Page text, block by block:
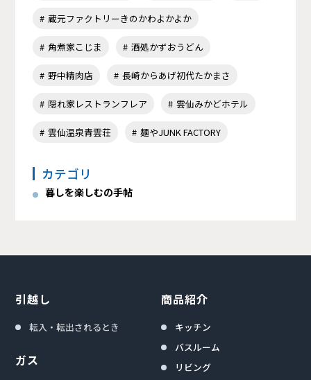
蔵元ファクトリーきのかわよかよか
角煮家こじま 酒処かずおうどん
野中精肉店 長崎からあげ初代たかまさ
隠れ家レストランフレア 雲仙みかどホテル
雲仙温泉青雲荘 麺やJUNK FACTORY
カテゴリ
暮しを楽しむの手帖
引越し
転入・転出されるとき
ガス
商品紹介
キッチン
バスルーム
リビング